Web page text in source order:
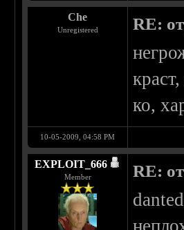
Che
Unregistered RE:
ко,
10-05-2009, 04:58 PM
EXPLOIT_666
Member RE: